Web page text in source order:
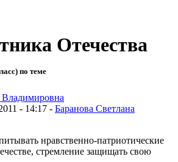
Отечества
по теме
- 14:17 - Баранова Светлана
нравственно-патриотические
стремление защищать свою